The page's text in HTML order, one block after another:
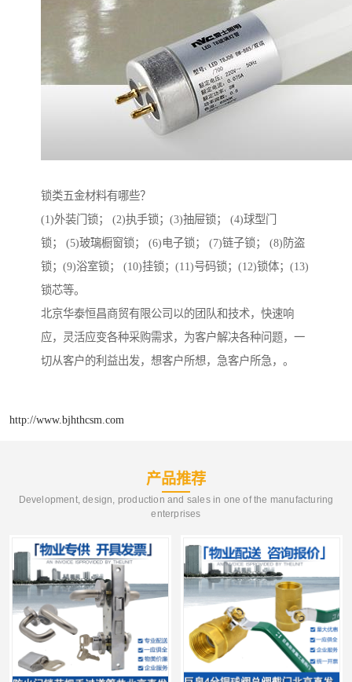
锁类五金材料有哪些？
(1)外装门锁； (2)执手锁；(3)抽屉锁； (4)球型门
锁； (5)玻璃橱窗锁； (6)电子锁； (7)链子锁； (8)防盗
锁；(9)浴室锁； (10)挂锁；(11)号码锁；(12)锁体；(13)
锁芯等。
北京华泰恒昌商贸有限公司以的团队和技术，快速响
应，灵活应变各种采购需求，为客户解决各种问题，一
切从客户的利益出发，想客户所想，急客户所急，。
http://www.bjhthcsm.com
产品推荐
Development, design, production and sales in one of the manufacturing
enterprises